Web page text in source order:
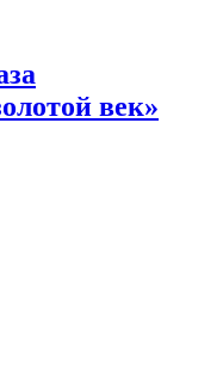
век»